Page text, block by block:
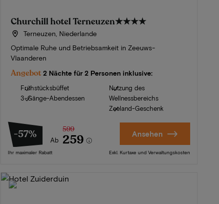
Churchill hotel Terneuzen★★★★
Terneuzen, Niederlande
Optimale Ruhe und Betriebsamkeit in Zeeuws-
Vlaanderen
Angebot 2 Nächte für 2 Personen inklusive:
Frühstücksbüffet
3-Gänge-Abendessen
Nutzung des
Wellnessbereichs
Zeeland-Geschenk
-57% Ab
599
259
Ihr maximaler Rabatt
Ansehen
Exkl. Kurtaxe und Verwaltungskosten